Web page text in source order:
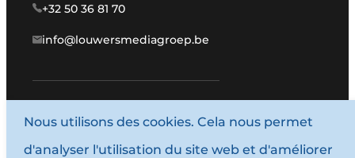
+32 50 36 81 70
info@louwersmediagroep.be
www.louwersmediagroep.com
© 1987 - 2026 Louwersmediagroep.
Nous utilisons des cookies. Cela nous permet
d'analyser l'utilisation du site web et d'améliorer